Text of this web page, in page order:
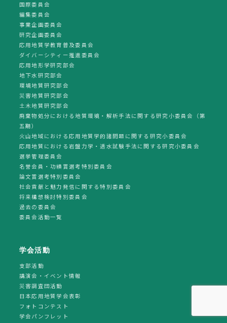
国際委員会
編集委員会
事業企画委員会
研究企画委員会
応用地質学教育普及委員会
ダイバーシティー推進委員会
応用地形学研究部会
地下水研究部会
環境地質研究部会
災害地質研究部会
土木地質研究部会
廃棄物処分における地質環境・解析手法に関する研究小委員会（第
五期）
火山地域における応用地質学的諸問題に関する研究小委員会
応用地質における岩盤力学・透水試験手法に関する研究小委員会
選挙管理委員会
名誉会員・功績賞選考特別委員会
論文賞選考特別委員会
社会貢献と魅力発信に関する特別委員会
将来構想検討特別委員会
過去の委員会
委員会活動一覧
学会活動
支部活動
講演会・イベント情報
災害調査団活動
日本応用地質学会表彰
フォトコンテスト
学会パンフレット